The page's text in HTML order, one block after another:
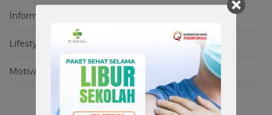
Informasi Covid-19
Lifestyle
Motivation